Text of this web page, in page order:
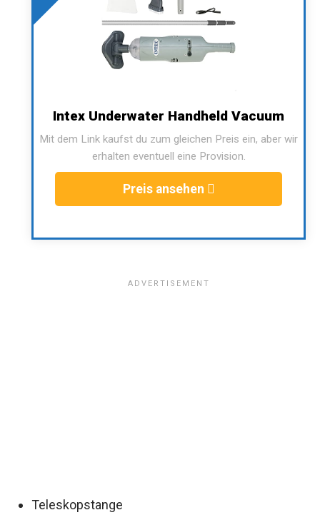
Intex Underwater Handheld Vacuum
Mit dem Link kaufst du zum gleichen Preis ein, aber wir
erhalten eventuell eine Provision.
Preis ansehen
Teleskopstange